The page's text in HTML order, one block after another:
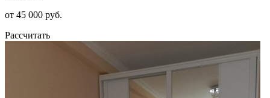
от 45 000 руб.
Рассчитать